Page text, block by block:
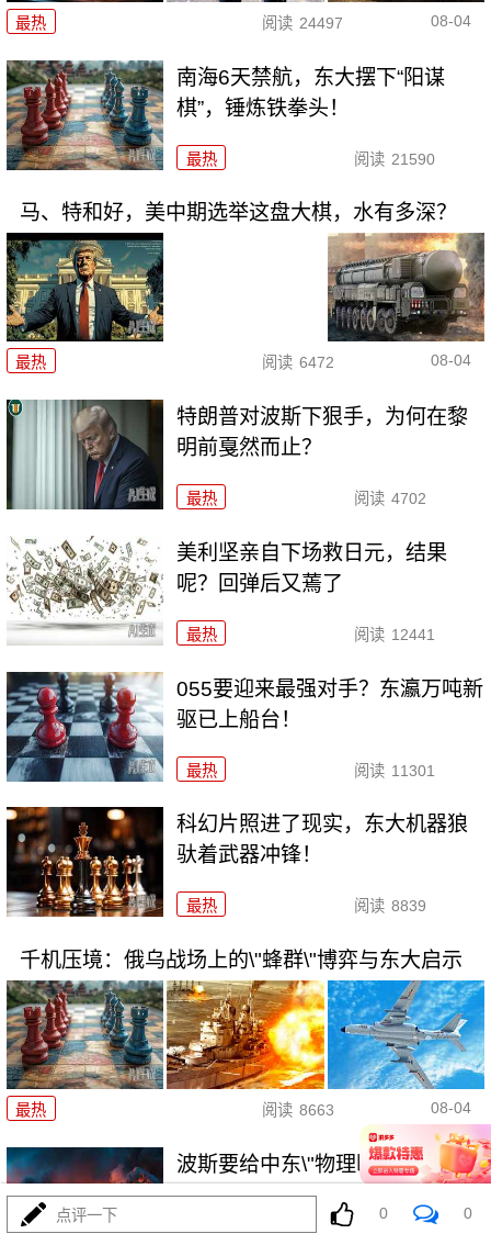
最热 阅读 24497 08-04
南海6天禁航，东大摆下“阳谋
棋”，锤炼铁拳头！
最热 阅读 21590
马、特和好，美中期选举这盘大棋，水有多深？
最热 阅读 6472 08-04
特朗普对波斯下狠手，为何在黎
明前戛然而止？
最热 阅读 4702
美利坚亲自下场救日元，结果
呢？回弹后又蔫了
最热 阅读 12441
055要迎来最强对手？东瀛万吨新
驱已上船台！
最热 阅读 11301
科幻片照进了现实，东大机器狼
驮着武器冲锋！
最热 阅读 8839
千机压境：俄乌战场上的\"蜂群\"博弈与东大启示
最热 阅读 8663 08-04
波斯要给中东\"物理断网\"，特朗
普忙递橄榄枝？
点评一下 0 0